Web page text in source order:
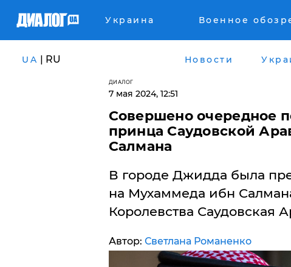
Украина Военное
UA | RU Новости
ДИАЛОГ
7 мая 2024, 12:51
Совершено очередное
принца Саудовской
Салмана
​В городе Джидда была
на Мухаммеда ибн
Королевства Саудовская
Автор: Светлана Романенко